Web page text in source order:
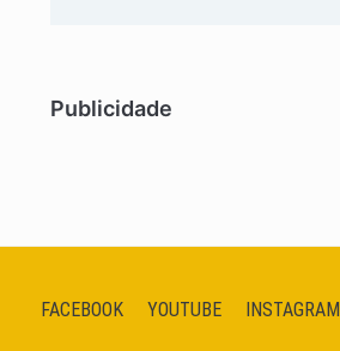
Publicidade
FACEBOOK YOUTUBE INSTAGRAM